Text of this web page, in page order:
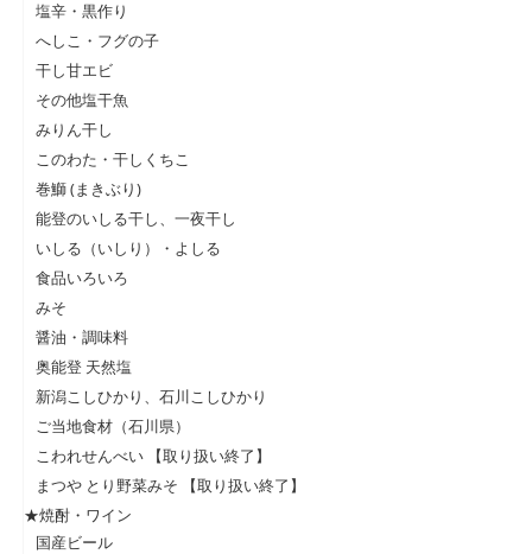
塩辛・黒作り
へしこ・フグの子
干し甘エビ
その他塩干魚
みりん干し
このわた・干しくちこ
巻鰤 (まきぶり)
能登のいしる干し、一夜干し
いしる（いしり）・よしる
食品いろいろ
みそ
醤油・調味料
奥能登 天然塩
新潟こしひかり、石川こしひかり
ご当地食材（石川県）
こわれせんべい 【取り扱い終了】
まつや とり野菜みそ 【取り扱い終了】
★焼酎・ワイン
国産ビール